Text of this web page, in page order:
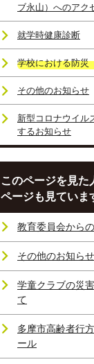
ブ永山）へのアク
就学時健康診断
学校における防
その他のお知らせ
新型コロナウイル
するお知らせ
このページを見た
ページも見ていま
教育委員会から
その他のお知らせ
学童クラブの災
て
多摩市高齢者行
ール